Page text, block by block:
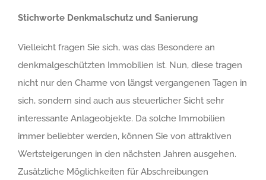
Stichworte Denkmalschutz und Sanierung
Vielleicht fragen Sie sich, was das Besondere an
denkmalgeschützten Immobilien ist. Nun, diese tragen
nicht nur den Charme von längst vergangenen Tagen in
sich, sondern sind auch aus steuerlicher Sicht sehr
interessante Anlageobjekte. Da solche Immobilien
immer beliebter werden, können Sie von attraktiven
Wertsteigerungen in den nächsten Jahren ausgehen.
Zusätzliche Möglichkeiten für Abschreibungen